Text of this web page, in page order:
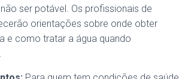
ser potável. Os profissionais de
orientações sobre onde obter
e como tratar a água quando